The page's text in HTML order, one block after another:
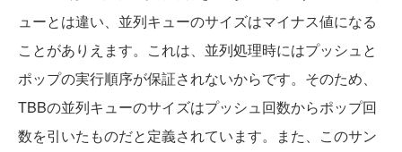
ューとは違い、並列キューのサイズはマイナス値になる
ことがありえます。これは、並列処理時にはプッシュと
ポップの実行順序が保証されないからです。そのため、
TBBの並列キューのサイズはプッシュ回数からポップ回
数を引いたものだと定義されています。また、このサン